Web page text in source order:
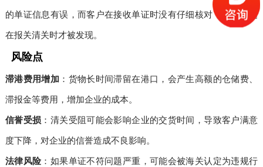
的单证信息有误，而客户在接收单证时没有仔细核对，导致问题
在报关清关时才被发现。
风险点
滞港费用增加 ：货物长时间滞留在港口，会产生高额的仓储费、
滞报金等费用，增加企业的成本。
信誉受损 ：清关受阻可能会影响企业的交货时间，导致客户满意
度下降，对企业的信誉造成不良影响。
法律风险：如果单证不符问题严重，可能会被海关认定为违规行